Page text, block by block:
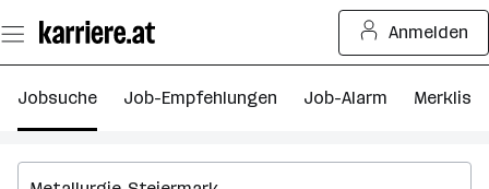
Seiteninhalt
springen
Anmelden
Jobsuche Job-Empfehlungen Job-Alarm Merkliste